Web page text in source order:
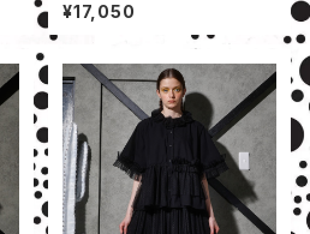
¥17,050